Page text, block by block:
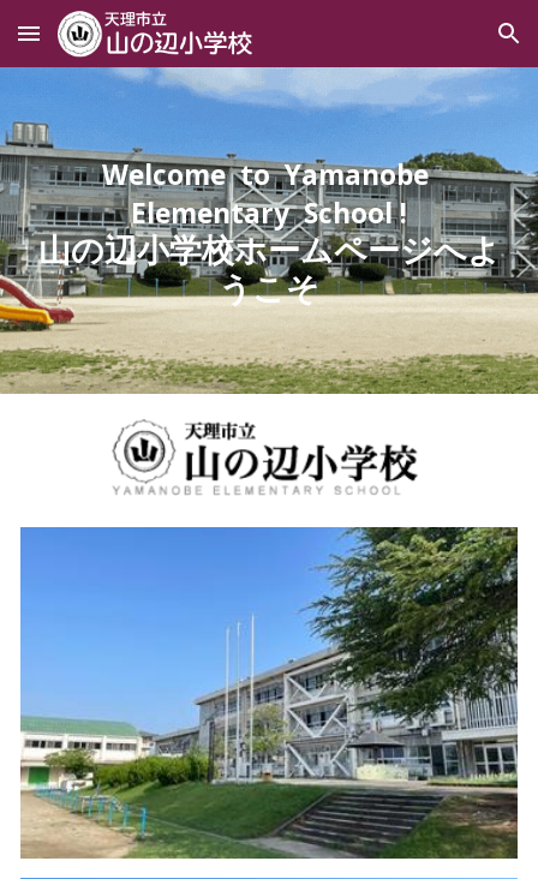
Skip to main content Skip to navigation
Welcome to Yamanobe
Elementary School !
山の辺小学校ホームページへよ
うこそ